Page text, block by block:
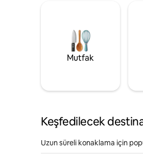
Mutfak
Keşfedilecek
Uzun süreli konaklama için